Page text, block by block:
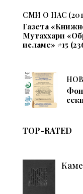
СМИ О НАС
Газета
Мутаххари
исламе» #15
TOP-RATED